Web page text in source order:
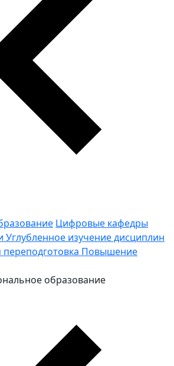
Цифровые кафедры
Углубленное изучение дисциплин
Повышение
образование